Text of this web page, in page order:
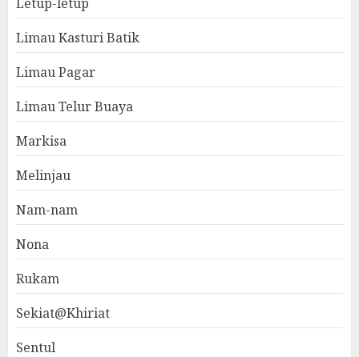
Limau Kasturi Batik
Limau Pagar
Limau Telur Buaya
Markisa
Melinjau
Nam-nam
Nona
Rukam
Sekiat@Khiriat
Sentul